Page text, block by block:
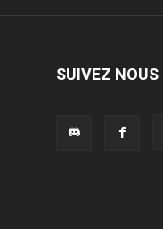
SUIVEZ NOUS